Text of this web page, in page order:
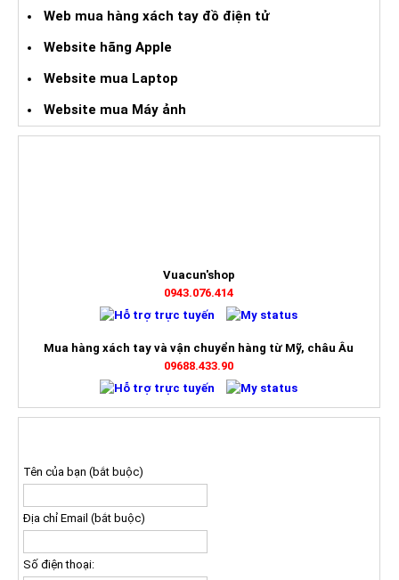
Web mua hàng xách tay đồ điện tử
Website hãng Apple
Website mua Laptop
Website mua Máy ảnh
Vuacun'shop
0943.076.414
Mua hàng xách tay và vận chuyển hàng từ Mỹ, châu Âu
09688.433.90
Tên của bạn (bắt buộc)
Địa chỉ Email (bắt buộc)
Số điện thoại: